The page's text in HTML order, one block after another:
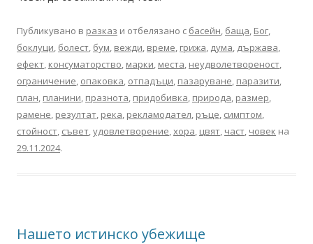
Публикувано в разказ и отбелязано с басейн, баща, Бог,
боклуци, болест, бум, вежди, време, грижа, дума, държава,
ефект, консуматорство, марки, места, неудволетвореност,
ограничение, опаковка, отпадъци, пазаруване, паразити,
план, планини, празнота, придобивка, природа, размер,
рамене, резултат, река, рекламодател, ръце, симптом,
стойност, съвет,удовлетворение,хора, цвят, част, човек на
29.11.2024.
Нашето истинско убежище